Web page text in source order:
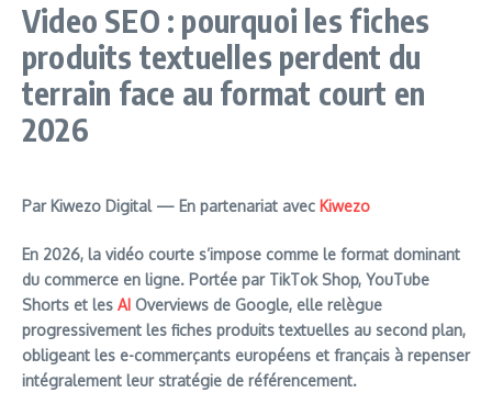
Video SEO : pourquoi les fiches
produits textuelles perdent du
terrain face au format court en
2026
Par Kiwezo Digital — En partenariat avec Kiwezo
En 2026, la vidéo courte s’impose comme le format dominant
du commerce en ligne. Portée par TikTok Shop, YouTube
Shorts et les AI Overviews de Google, elle relègue
progressivement les fiches produits textuelles au second plan,
obligeant les e-commerçants européens et français à repenser
intégralement leur stratégie de référencement.